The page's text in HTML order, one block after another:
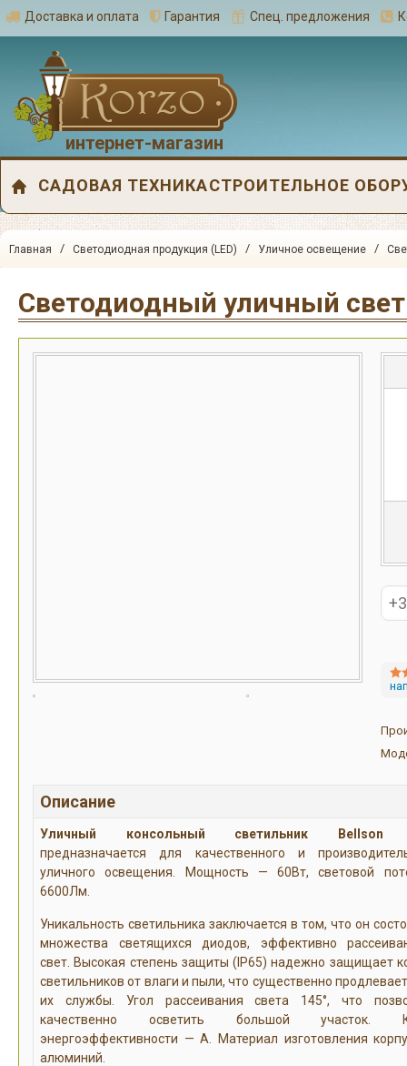
Доставка и оплата Гарантия Спец. предложения
интернет-магазин
САДОВАЯ ТЕХНИКАСТРОИТЕЛЬНОЕ
Главная / Светодиодная продукция (LED) / Уличное освещение /
Светодиодный уличный
Описание
Уличный консольный светильник Bellson
предназначается для качественного и
уличного освещения. Мощность — 60Вт, световой
6600Лм.
Уникальность светильника заключается в том, что он
множества светящихся диодов, эффективно
свет. Высокая степень защиты (IP65) надежно защищает
светильников от влаги и пыли, что существенно
их службы. Угол рассеивания света 145°, что
качественно осветить большой участок.
энергоэффективности — А. Материал изготовления
алюминий.